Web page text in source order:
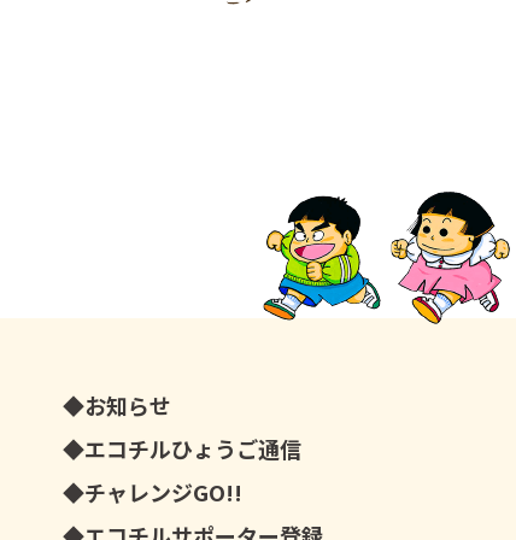
お知らせ
エコチルひょうご通信
チャレンジGO!!